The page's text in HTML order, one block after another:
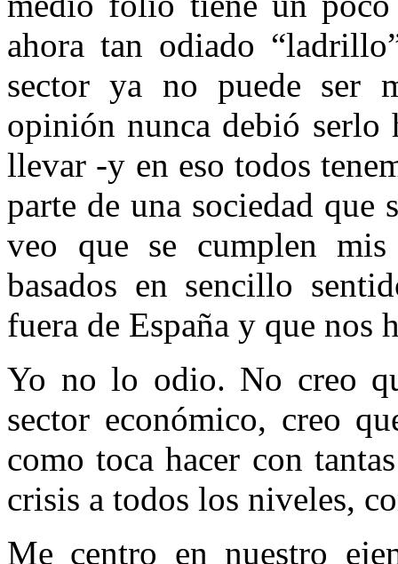
ahora tan odiado
sector ya no puede ser
opinión nunca debió serlo
llevar -y en eso todos
parte de una sociedad que
veo que se cumplen
basados en sencillo
fuera de España y que nos
Yo no lo odio. No creo
sector económico, creo
como toca hacer con
crisis a todos los niveles,
Me centro en nuestro